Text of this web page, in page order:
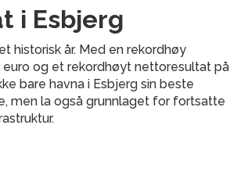
i Esbjerg
historisk år. Med en rekordhøy
og et rekordhøyt nettoresultat på
bare havna i Esbjerg sin beste
men la også grunnlaget for fortsatte